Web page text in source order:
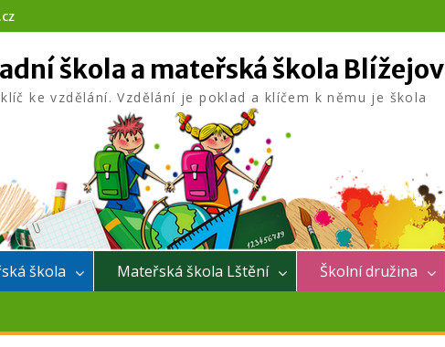
škola a mateřská škola Blížejov
ke vzdělání. Vzdělání je poklad a klíčem k němu je škola
škola Mateřská škola Lštění Školní družina